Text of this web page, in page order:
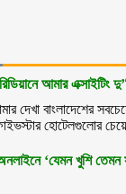
আমার এক্সাইটিং
দেখা বাংলাদেশের
হোটেলগুলোর চেয়ে
‘যেমন খুশি তেমন